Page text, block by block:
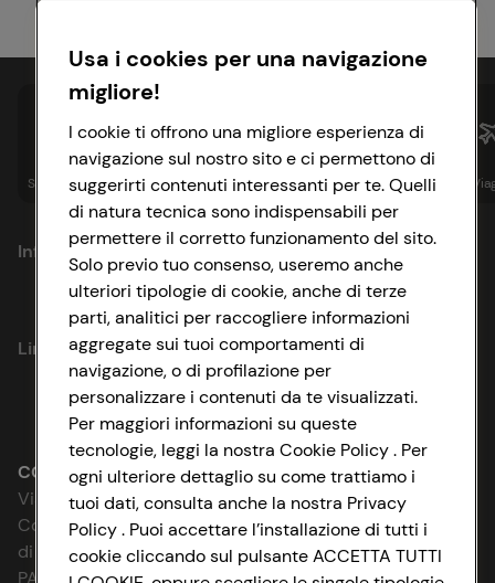
Spesa online Assicurazioni Sapori& Istituzionale
Informazioni
Privacy Policy
Cookie Policy
Impostazioni Cookie
Accessibilità
D&I e Parità di Genere
Strategia Fiscale
Link utili
Lavora con noi
Le cooperative
News & Approfondimenti
Richiami prodotto
CONAD SOCIETÀ COOPERATIVA
Via Michelino, 59 | 40127 BOLOGNA
Codice Fiscale e Registro Imprese
di Bologna 00865960157
PARTITA IVA 03320960374
Usa i cookies per una navigazione
migliore!
I cookie ti offrono una migliore esperienza di
navigazione sul nostro sito e ci permettono di
suggerirti contenuti interessanti per te. Quelli
di natura tecnica sono indispensabili per
permettere il corretto funzionamento del sito.
Solo previo tuo consenso, useremo anche
ulteriori tipologie di cookie, anche di terze
parti, analitici per raccogliere informazioni
aggregate sui tuoi comportamenti di
navigazione, o di profilazione per
personalizzare i contenuti da te visualizzati.
Per maggiori informazioni su queste
tecnologie, leggi la nostra Cookie Policy . Per
ogni ulteriore dettaglio su come trattiamo i
tuoi dati, consulta anche la nostra Privacy
Policy . Puoi accettare l’installazione di tutti i
cookie cliccando sul pulsante ACCETTA TUTTI